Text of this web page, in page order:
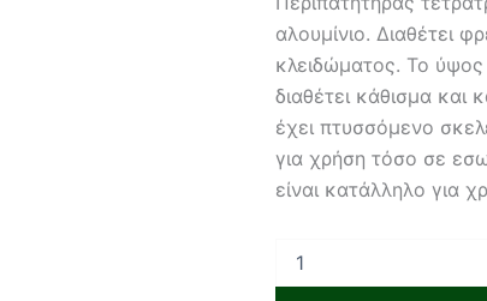
αλουμίνιο. Διαθέτει
κλειδώματος. Το
διαθέτει κάθισμα
έχει πτυσσόμενο
για χρήση τόσο σε
είναι κατάλληλο για